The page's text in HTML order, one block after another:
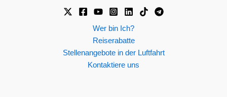
Wer bin Ich?
Reiserabatte
Stellenangebote in der Luftfahrt
Kontaktiere uns